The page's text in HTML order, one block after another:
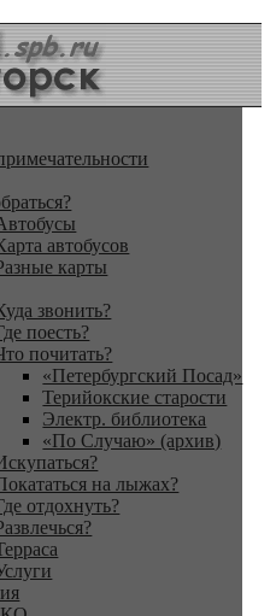
автобусов
карты
звонить?
поесть?
почитать?
«Петербургский Посад»
Терийокские старости
Электр. библиотека
«По Случаю» (архив)
на лыжах?
отдохнуть?